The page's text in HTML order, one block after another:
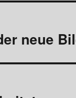
neue